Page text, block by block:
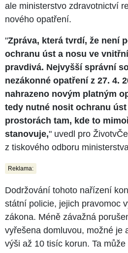
ale ministerstvo zdravotnictví
nového opatření.
"Zpráva, která tvrdí, že není
ochranu úst a nosu ve
pravdivá. Nejvyšší správní
nezákonné opatření z 27. 4.
nahrazeno novým platným
tedy nutné nosit ochranu
prostorách tam, kde to
stanovuje," uvedl pro
z tiskového odboru
Reklama:
Dodržování tohoto nařízení
státní policie, jejich pravomoc
zákona. Méně závažná
vyřešena domluvou, možné je
výši až 10 tisíc korun. Ta